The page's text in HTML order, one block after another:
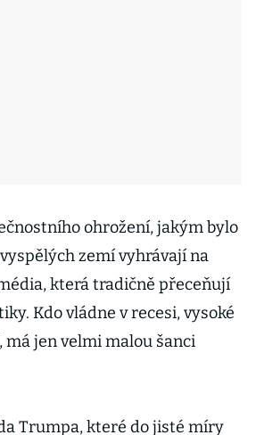
ohrožení, jakým bylo
zemí vyhrávají na
která tradičně přeceňují
Kdo vládne v recesi, vysoké
má jen velmi malou šanci
Trumpa, které do jisté míry